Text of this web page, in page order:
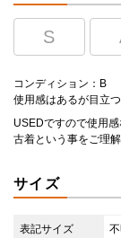
S
コンディション：B
使用感はあるが目立
USEDですので使用
古着という事をご理
サイズ
表記サイズ